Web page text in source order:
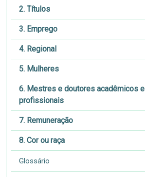
2. Títulos
3. Emprego
4. Regional
5. Mulheres
6. Mestres e doutores acadêmicos e
profissionais
7. Remuneração
8. Cor ou raça
Glossário